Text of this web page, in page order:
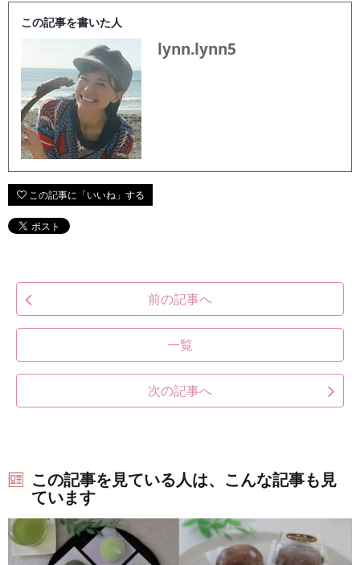
この記事を書いた人
lynn.lynn5
前の記事へ
一覧
次の記事へ
この記事を見ている人は、こんな記事も見
ています